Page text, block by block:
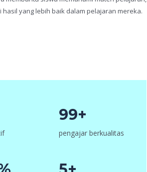
yang lebih baik dalam pelajaran mereka.
99+
pengajar berkualitas